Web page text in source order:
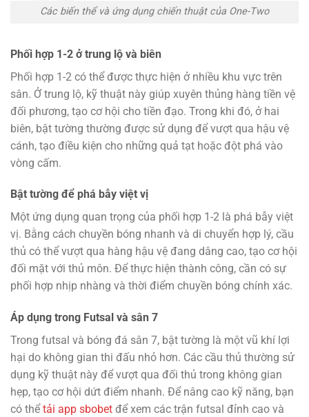
Các biến thể và ứng dụng chiến thuật của One-Two
Phối hợp 1-2 ở trung lộ và biên
Phối hợp 1-2 có thể được thực hiện ở nhiều khu vực trên
sân. Ở trung lộ, kỹ thuật này giúp xuyên thủng hàng tiền vệ
đối phương, tạo cơ hội cho tiền đạo. Trong khi đó, ở hai
biên, bật tường thường được sử dụng để vượt qua hậu vệ
cánh, tạo điều kiện cho những quả tạt hoặc đột phá vào
vòng cấm.
Bật tường để phá bẫy việt vị
Một ứng dụng quan trọng của phối hợp 1-2 là phá bẫy việt
vị. Bằng cách chuyền bóng nhanh và di chuyển hợp lý, cầu
thủ có thể vượt qua hàng hậu vệ đang dâng cao, tạo cơ hội
đối mặt với thủ môn. Để thực hiện thành công, cần có sự
phối hợp nhịp nhàng và thời điểm chuyền bóng chính xác.
Áp dụng trong Futsal và sân 7
Trong futsal và bóng đá sân 7, bật tường là một vũ khí lợi
hại do không gian thi đấu nhỏ hơn. Các cầu thủ thường sử
dụng kỹ thuật này để vượt qua đối thủ trong không gian
hẹp, tạo cơ hội dứt điểm nhanh. Để nâng cao kỹ năng, bạn
có thể tải app sbobet để xem các trận futsal đỉnh cao và